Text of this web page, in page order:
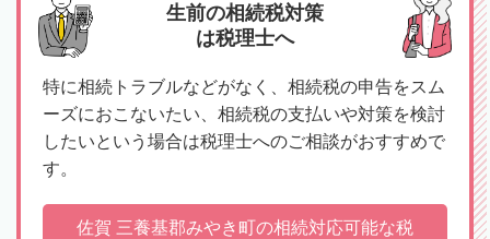
生前の相続税対策
は税理士へ
特に相続トラブルなどがなく、相続税の申告をスム
ーズにおこないたい、相続税の支払いや対策を検討
したいという場合は税理士へのご相談がおすすめで
す。
佐賀 三養基郡みやき町の相続対応可能な税